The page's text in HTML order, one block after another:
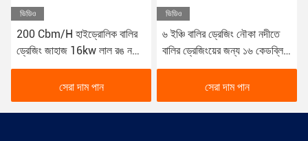
ভিডিও
200 Cbm/H হাইড্রোলিক বালির
ড্রেজিং জাহাজ 16kw লাল রঙ নদী
ড্রেজিং জন্য ব্যবহৃত
সেরা দাম পান
ভিডিও
৬ ইঞ্চি বালির ড্রেজিং নৌকা নদীতে
বালির ড্রেজিংয়ের জন্য ১৬ কেডব্লিউ
ডিজেল হাইড্রোলিক ড্রেজার
সেরা দাম পান